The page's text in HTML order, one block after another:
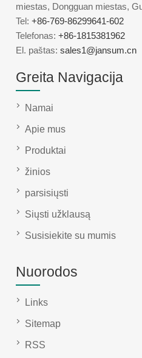
miestas, Dongguan miestas,
Tel:+86-769-86299641-602
Telefonas:+86-1815381962
El. paštas:sales1@jansum.cn
Greita Navigacija
Namai
Apie mus
Produktai
žinios
parsisiųsti
Siųsti užklausą
Susisiekite su mumis
Nuorodos
Links
Sitemap
RSS